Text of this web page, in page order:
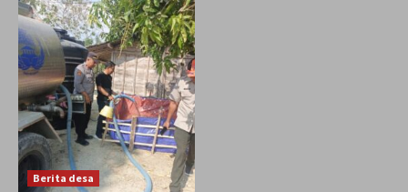
Berita desa